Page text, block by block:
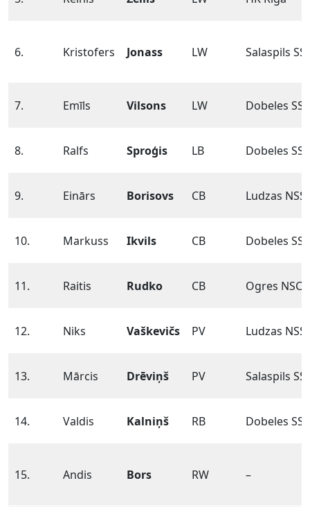
6. Kristofers Jonass LW Salaspils SS
7. Emīls Vilsons LW Dobeles SS
8. Ralfs Sproģis LB Dobeles SS
9. Einārs Borisovs CB Ludzas NSS
10. Markuss Ikvils CB Dobeles SS
11. Raitis Rudko CB Ogres NSC
12. Niks Vaškevičs PV Ludzas NSS
13. Mārcis Drēviņš PV Salaspils SS
14. Valdis Kalniņš RB Dobeles SS
15. Andis Bors RW –